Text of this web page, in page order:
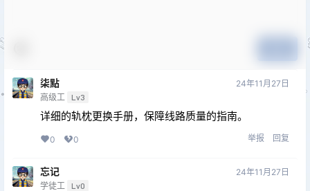
柒點
高级工 Lv3
24年11月27日
详细的轨枕更换手册，保障线路质量的指南。
0 0 举报 回复
忘记
学徒工 Lv0
24年11月27日